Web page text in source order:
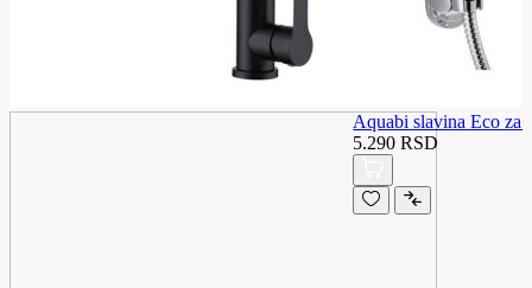
Aquabi slavina Eco za
5.290 RSD